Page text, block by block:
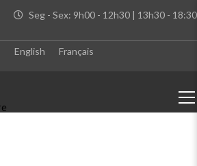
Seg - Sex: 9h00 - 12h30 | 13h30 - 18:30
English Français